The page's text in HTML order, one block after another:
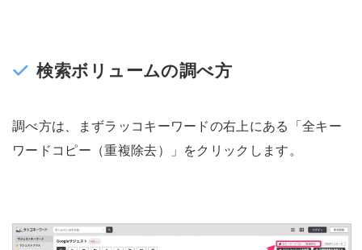
検索ボリュームの調べ方
調べ方は、まずラッコキーワードの右上にある「全キー
ワードコピー（重複除去）」をクリックします。